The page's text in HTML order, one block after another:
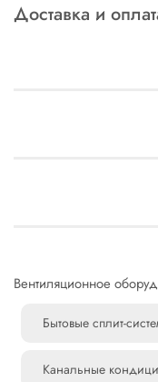
Доставка и
Вентиляционное
Бытовые сплит-
Канальные